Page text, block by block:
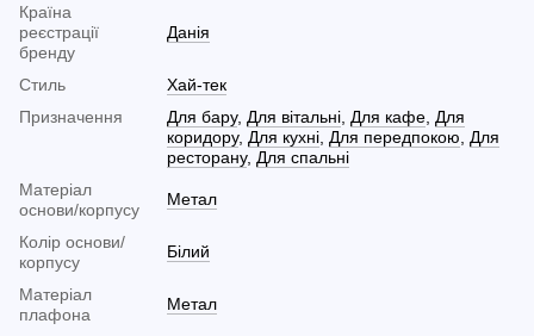
Країна
реєстрації
бренду
Данія
Стиль
Хай-тек
Призначення
Для бару, Для вітальні, Для кафе, Для
коридору, Для кухні, Для передпокою, Для
ресторану, Для спальні
Матеріал
основи/корпусу
Метал
Колір основи/
корпусу
Білий
Матеріал
плафона
Метал